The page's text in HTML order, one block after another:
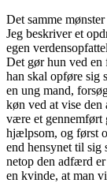
Det samme
Jeg beskriver et
egen
Det gør hun ved en
han skal opføre sig
en ung mand,
køn ved at vise
være et gennemført
hjælpsom, og først
end hensynet til sig
netop den adfærd
en kvinde, at man